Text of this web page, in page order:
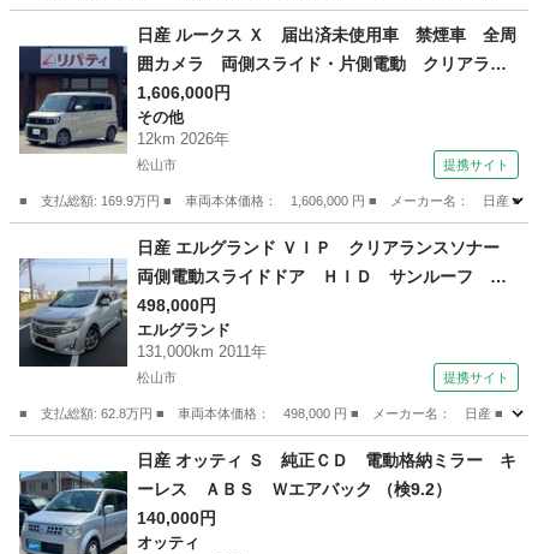
その他
日産 ルークス Ｘ 届出済未使用車 禁煙車 全周
囲カメラ 両側スライド・片側電動 クリアラン
スソナー オートマチックハイビーム オートラ
イト スマートキー アイドリングストップ 電
動格納ミラー ベンチシート エアコン （検11.
1,606,000円
その他
12km 2026年
松山市 提携サイト
■ 支払総額: 169.9万円 ■ 車両本体価格： 1,606,000 円 ■ メーカー名： 日産
その他
日産 エルグランド ＶＩＰ クリアランスソナー
両側電動スライドドア ＨＩＤ サンルーフ 電
動リアゲート スマートキー ３列シート パワ
ーシート ＣＶＴ アルミホイール ＣＤ ミュ
ージックプレイヤー接続可 盗難防止システム
498,000円
エルグランド
131,000km 2011年
松山市 提携サイト
■ 支払総額: 62.8万円 ■ 車両本体価格： 498,000 円 ■ メーカー名： 日産 ■ 車
エルグランド
日産 オッティ Ｓ 純正ＣＤ 電動格納ミラー キ
ーレス ＡＢＳ Ｗエアバック （検9.2）
140,000円
オッティ